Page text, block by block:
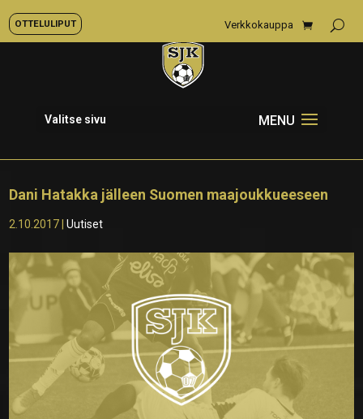
OTTELULIPUT Verkkokauppa
Valitse sivu
Dani Hatakka jälleen Suomen maajoukkueeseen
2.10.2017 |Uutiset